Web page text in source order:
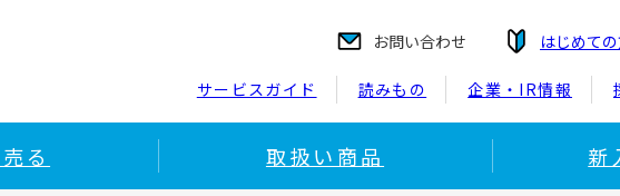
お問い合わせ はじめて
サービスガイド 読みもの 企業・IR情報
る 取扱い商品 新